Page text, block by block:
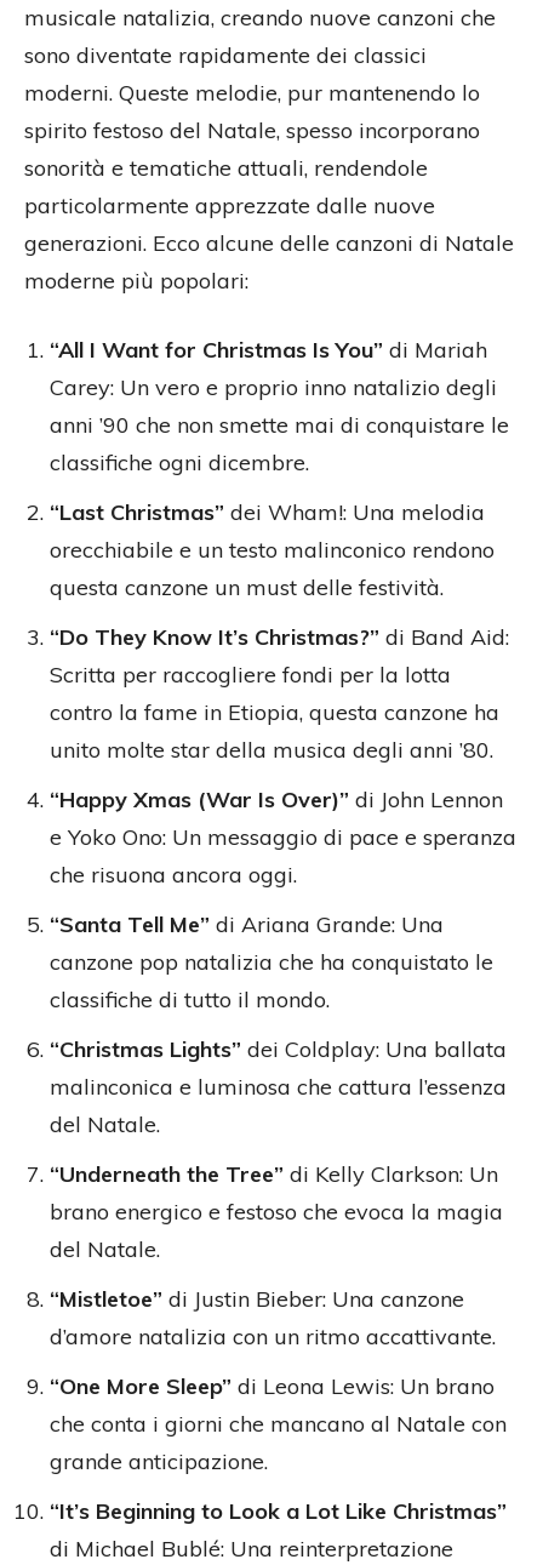
musicale natalizia, creando nuove canzoni che
sono diventate rapidamente dei classici
moderni. Queste melodie, pur mantenendo lo
spirito festoso del Natale, spesso incorporano
sonorità e tematiche attuali, rendendole
particolarmente apprezzate dalle nuove
generazioni. Ecco alcune delle canzoni di Natale
moderne più popolari:
“All I Want for Christmas Is You” di Mariah
Carey: Un vero e proprio inno natalizio degli
anni ’90 che non smette mai di conquistare le
classifiche ogni dicembre.
“Last Christmas” dei Wham!: Una melodia
orecchiabile e un testo malinconico rendono
questa canzone un must delle festività.
“Do They Know It’s Christmas?” di Band Aid:
Scritta per raccogliere fondi per la lotta
contro la fame in Etiopia, questa canzone ha
unito molte star della musica degli anni ’80.
“Happy Xmas (War Is Over)” di John Lennon
e Yoko Ono: Un messaggio di pace e speranza
che risuona ancora oggi.
“Santa Tell Me” di Ariana Grande: Una
canzone pop natalizia che ha conquistato le
classifiche di tutto il mondo.
“Christmas Lights” dei Coldplay: Una ballata
malinconica e luminosa che cattura l’essenza
del Natale.
“Underneath the Tree” di Kelly Clarkson: Un
brano energico e festoso che evoca la magia
del Natale.
“Mistletoe” di Justin Bieber: Una canzone
d’amore natalizia con un ritmo accattivante.
“One More Sleep” di Leona Lewis: Un brano
che conta i giorni che mancano al Natale con
grande anticipazione.
“It’s Beginning to Look a Lot Like Christmas”
di Michael Bublé: Una reinterpretazione